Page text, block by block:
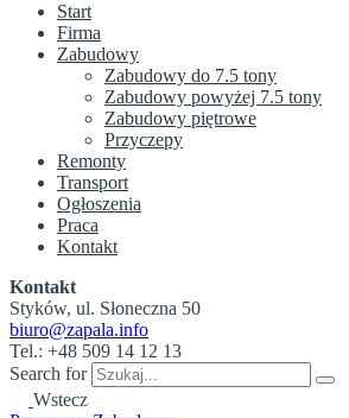
Start
Firma
Zabudowy
Zabudowy do 7.5 tony
Zabudowy powyżej 7.5 tony
Zabudowy piętrowe
Przyczepy
Remonty
Transport
Ogłoszenia
Praca
Kontakt
Kontakt
Styków, ul. Słoneczna 50
biuro@zapala.info
Tel.: +48 509 14 12 13
Search for
Wstecz